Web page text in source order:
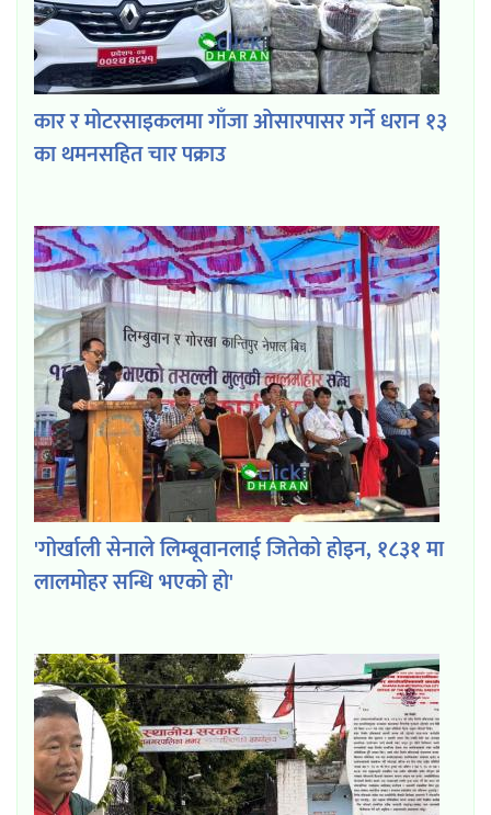
कार र मोटरसाइकलमा गाँजा ओसारपासर गर्ने धरान १३
का थमनसहित चार पक्राउ
'गोर्खाली सेनाले लिम्बूवानलाई जितेको होइन, १८३१ मा
लालमोहर सन्धि भएको हो'